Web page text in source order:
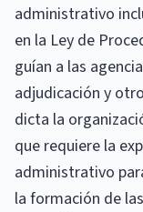
administrativo
en la Ley de
guían a las
adjudicación y
dicta la
que requiere la
administrativo
la formación de